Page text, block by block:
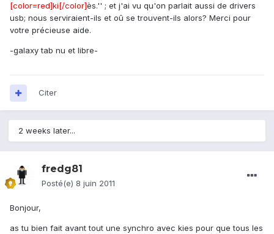
[color=red]ki[/color]ès.'' ; et j'ai vu qu'on parlait aussi de drivers
usb; nous serviraient-ils et oû se trouvent-ils alors? Merci pour
votre précieuse aide.
-galaxy tab nu et libre-
Citer
2 weeks later...
fredg81
Posté(e) 8 juin 2011
Bonjour,
as tu bien fait avant tout une synchro avec kies pour que tous les